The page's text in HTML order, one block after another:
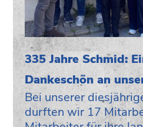
335 Jahre Schmid:
Dankeschön an
Bei unserer
durften wir 17